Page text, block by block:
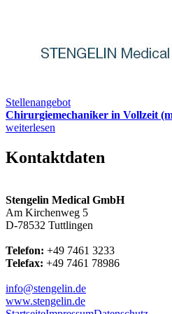
Stellenangebot
Chirurgiemechaniker in Vollzeit
weiterlesen
Kontaktdaten
Stengelin Medical GmbH
Am Kirchenweg 5
D-78532 Tuttlingen
Telefon: +49 7461 3233
Telefax: +49 7461 78986
info@stengelin.de
www.stengelin.de